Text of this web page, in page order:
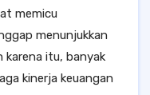
memicu
menunjukkan
karena itu, banyak
kinerja keuangan